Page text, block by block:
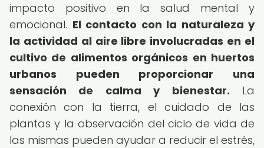
impacto positivo en la salud mental y
emocional. El contacto con la naturaleza y
la actividad al aire libre involucradas en el
cultivo de alimentos orgánicos en huertos
urbanos pueden proporcionar una
sensación de calma y bienestar. La
conexión con la tierra, el cuidado de las
plantas y la observación del ciclo de vida de
las mismas pueden ayudar a reducir el estrés,